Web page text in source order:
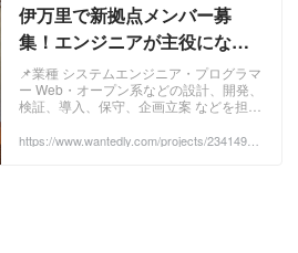
伊万里で新拠点メンバー募
集！エンジニアが主役になれ
る場所、ここにあります。 - 株
式会社クリエイティブリソー
スインスティチュートのエン
ジニアリングの採用 -
📌業種 システムエンジニア・プログラマ
ー Web・オープン系などの設計、開発、
検証、導入、保守、企画立案 などを担当
https://www.wantedly.com/projects/2341494?